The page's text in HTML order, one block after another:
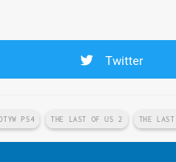
Twitter
PS4 THE LAST OF US 2 THE